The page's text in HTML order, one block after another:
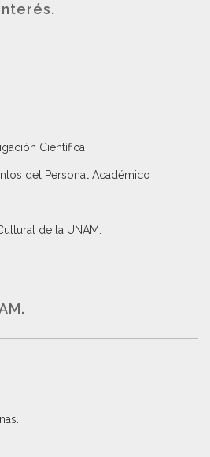
Científica
del Personal Académico
de la UNAM.